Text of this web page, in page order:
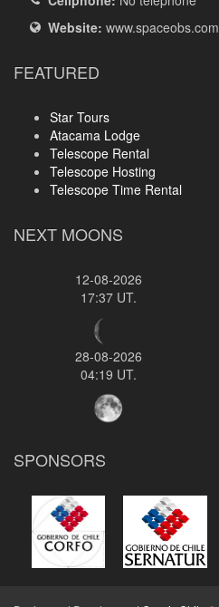
Website: www.spaceobs.com
FEATURED
Star Tours
Atacama Lodge
Telescope Rental
Telescope Hosting
Telescope Time Rental
NEXT MOONS
12-08-2026
17:37 UT.
28-08-2026
04:19 UT.
SPONSORS